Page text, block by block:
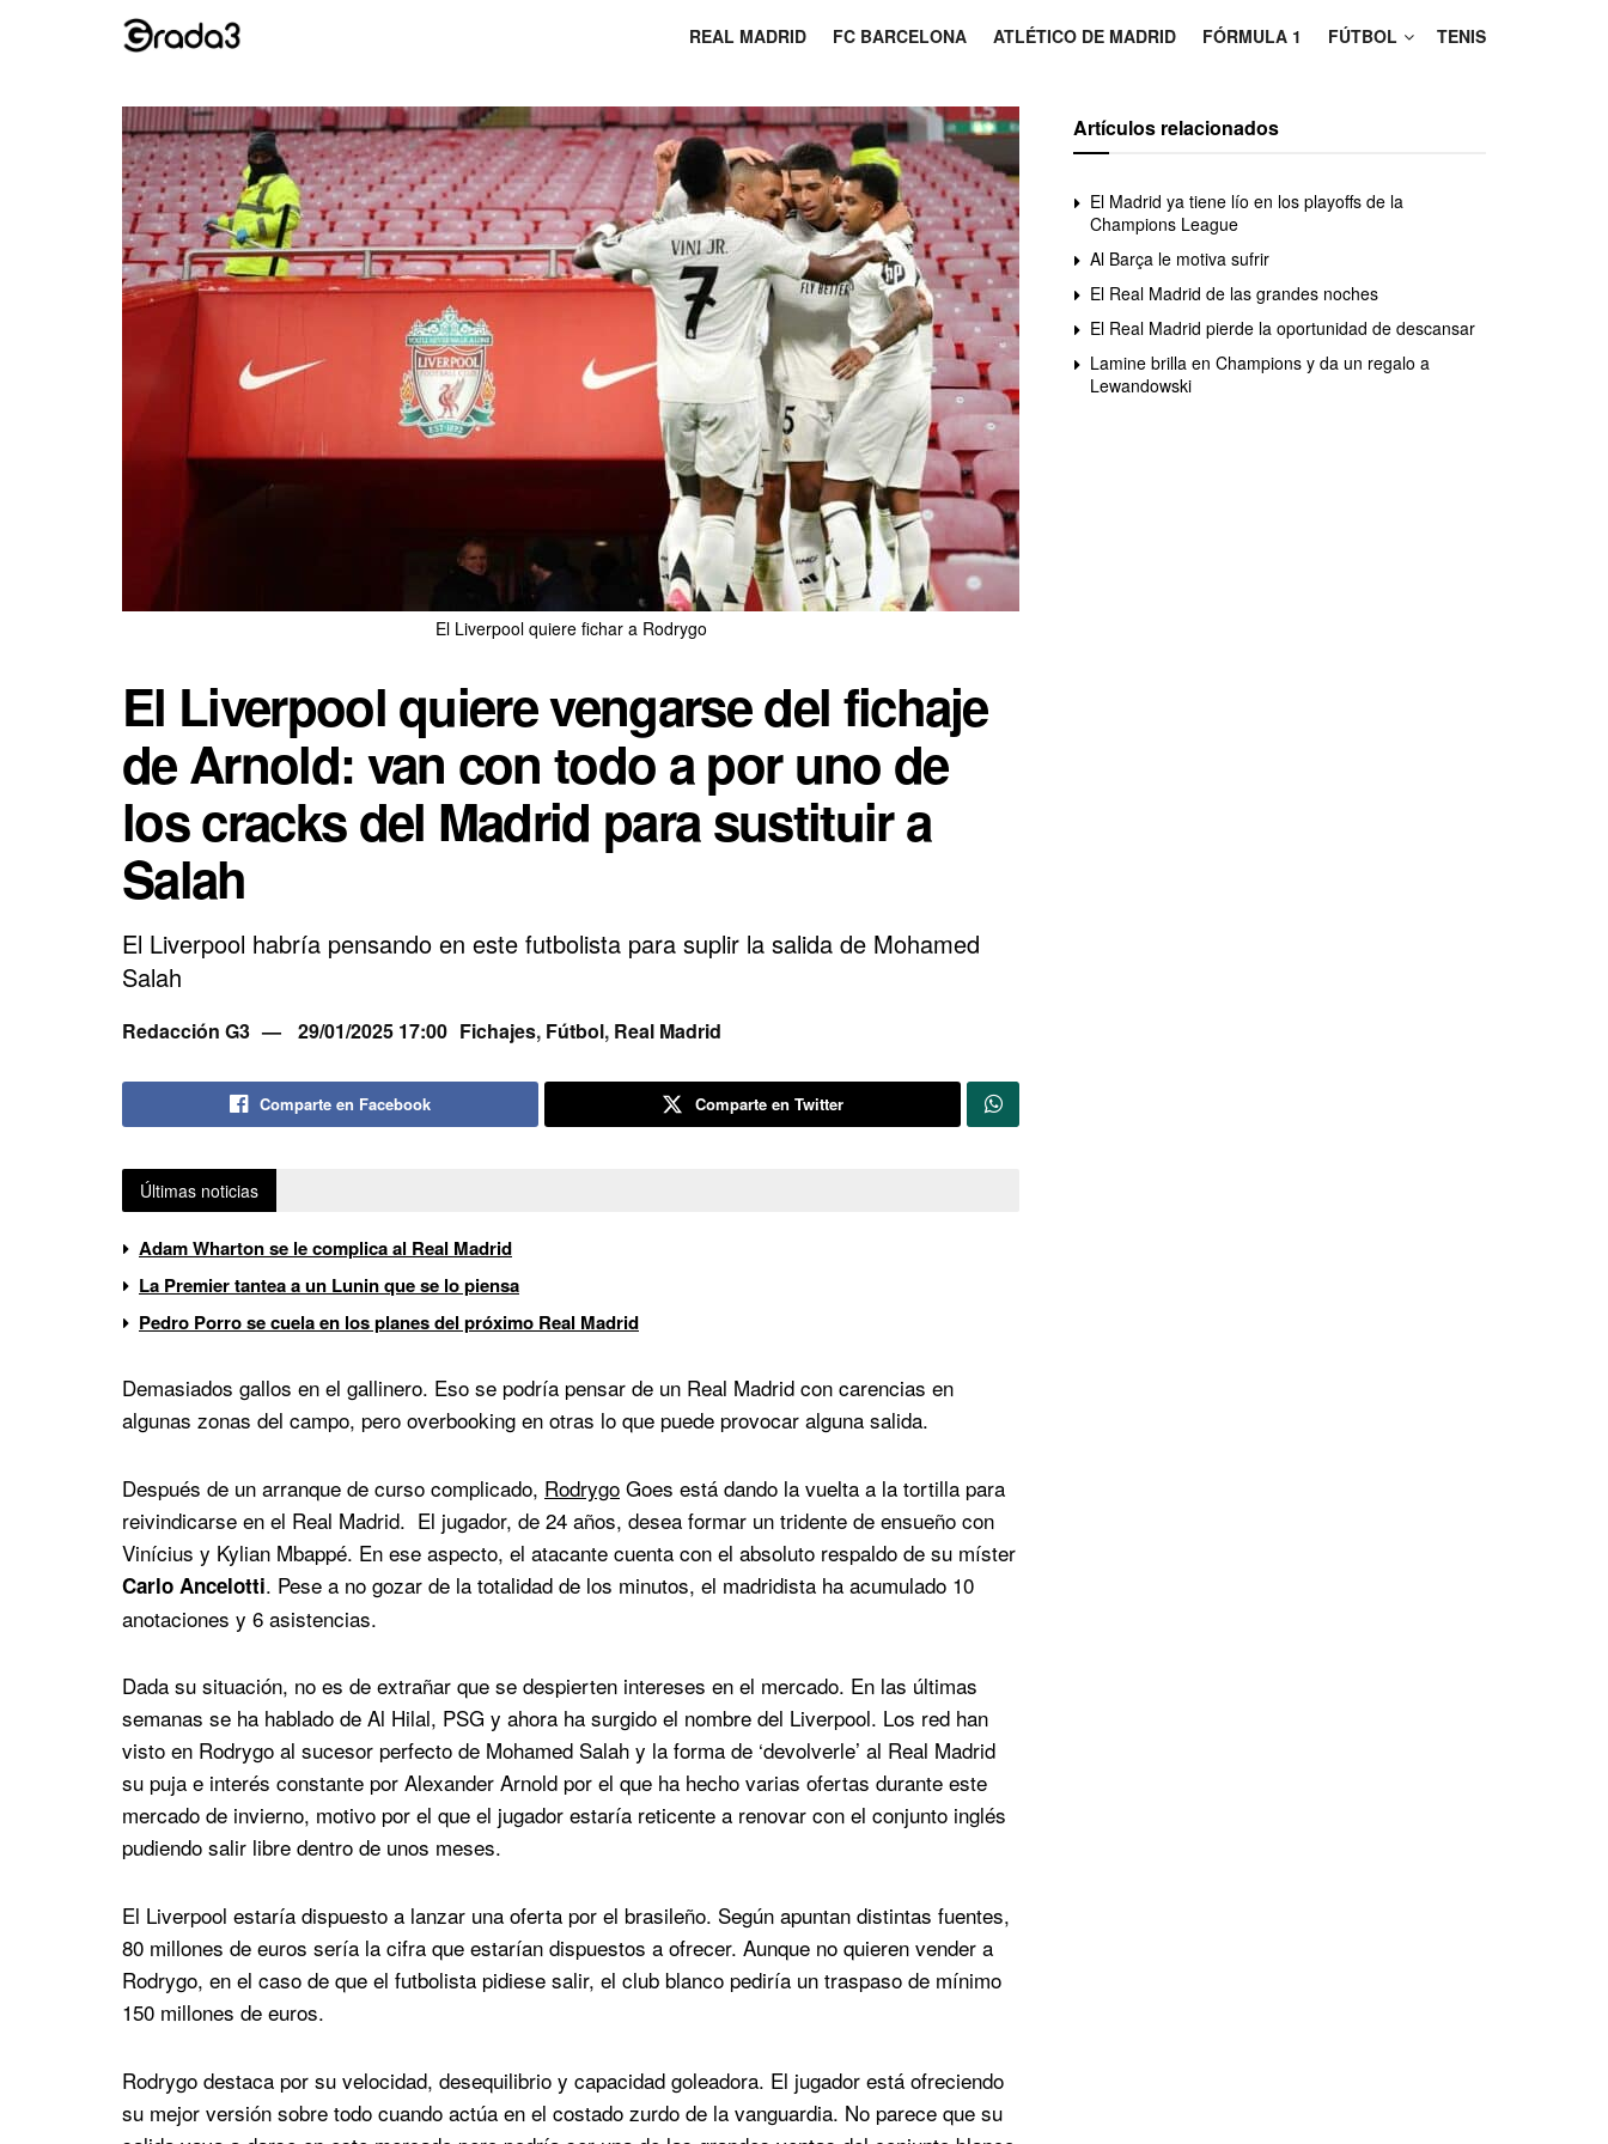
REAL MADRID FC BARCELONA ATLÉTICO DE MADRID FÓRMULA 1 FÚTBOL TENIS
El Liverpool quiere fichar a Rodrygo
El Liverpool quiere vengarse del fichaje
de Arnold: van con todo a por uno de
los cracks del Madrid para sustituir a
Salah
El Liverpool habría pensando en este futbolista para suplir la salida de Mohamed
Salah
Redacción G3 29/01/2025 17:00 Fichajes, Fútbol, Real Madrid
Comparte en Facebook Comparte en Twitter
Últimas noticias
Adam Wharton se le complica al Real Madrid
La Premier tantea a un Lunin que se lo piensa
Pedro Porro se cuela en los planes del próximo Real Madrid
Demasiados gallos en el gallinero. Eso se podría pensar de un Real Madrid con carencias en
algunas zonas del campo, pero overbooking en otras lo que puede provocar alguna salida.
Después de un arranque de curso complicado, Rodrygo Goes está dando la vuelta a la tortilla para
reivindicarse en el Real Madrid. El jugador, de 24 años, desea formar un tridente de ensueño con
Vinícius y Kylian Mbappé. En ese aspecto, el atacante cuenta con el absoluto respaldo de su míster
Carlo Ancelotti. Pese a no gozar de la totalidad de los minutos, el madridista ha acumulado 10
anotaciones y 6 asistencias.
Dada su situación, no es de extrañar que se despierten intereses en el mercado. En las últimas
semanas se ha hablado de Al Hilal, PSG y ahora ha surgido el nombre del Liverpool. Los red han
visto en Rodrygo al sucesor perfecto de Mohamed Salah y la forma de ‘devolverle’ al Real Madrid
su puja e interés constante por Alexander Arnold por el que ha hecho varias ofertas durante este
mercado de invierno, motivo por el que el jugador estaría reticente a renovar con el conjunto inglés
pudiendo salir libre dentro de unos meses.
El Liverpool estaría dispuesto a lanzar una oferta por el brasileño. Según apuntan distintas fuentes,
80 millones de euros sería la cifra que estarían dispuestos a ofrecer. Aunque no quieren vender a
Rodrygo, en el caso de que el futbolista pidiese salir, el club blanco pediría un traspaso de mínimo
150 millones de euros.
Rodrygo destaca por su velocidad, desequilibrio y capacidad goleadora. El jugador está ofreciendo
su mejor versión sobre todo cuando actúa en el costado zurdo de la vanguardia. No parece que su
Artículos relacionados
El Madrid ya tiene lío en los playoffs de la
Champions League
Al Barça le motiva sufrir
El Real Madrid de las grandes noches
El Real Madrid pierde la oportunidad de descansar
Lamine brilla en Champions y da un regalo a
Lewandowski